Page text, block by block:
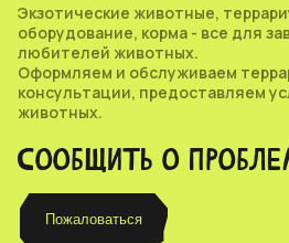
Экзотические животные,
оборудование, корма - все для
любителей животных.
Оформляем и обслуживаем
консультации, предоставляем
животных.
СООБЩИТЬ О
Пожаловаться